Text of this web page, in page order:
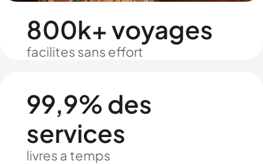
800k+ voyages
facilites sans effort
99,9% des
services
livres a temps